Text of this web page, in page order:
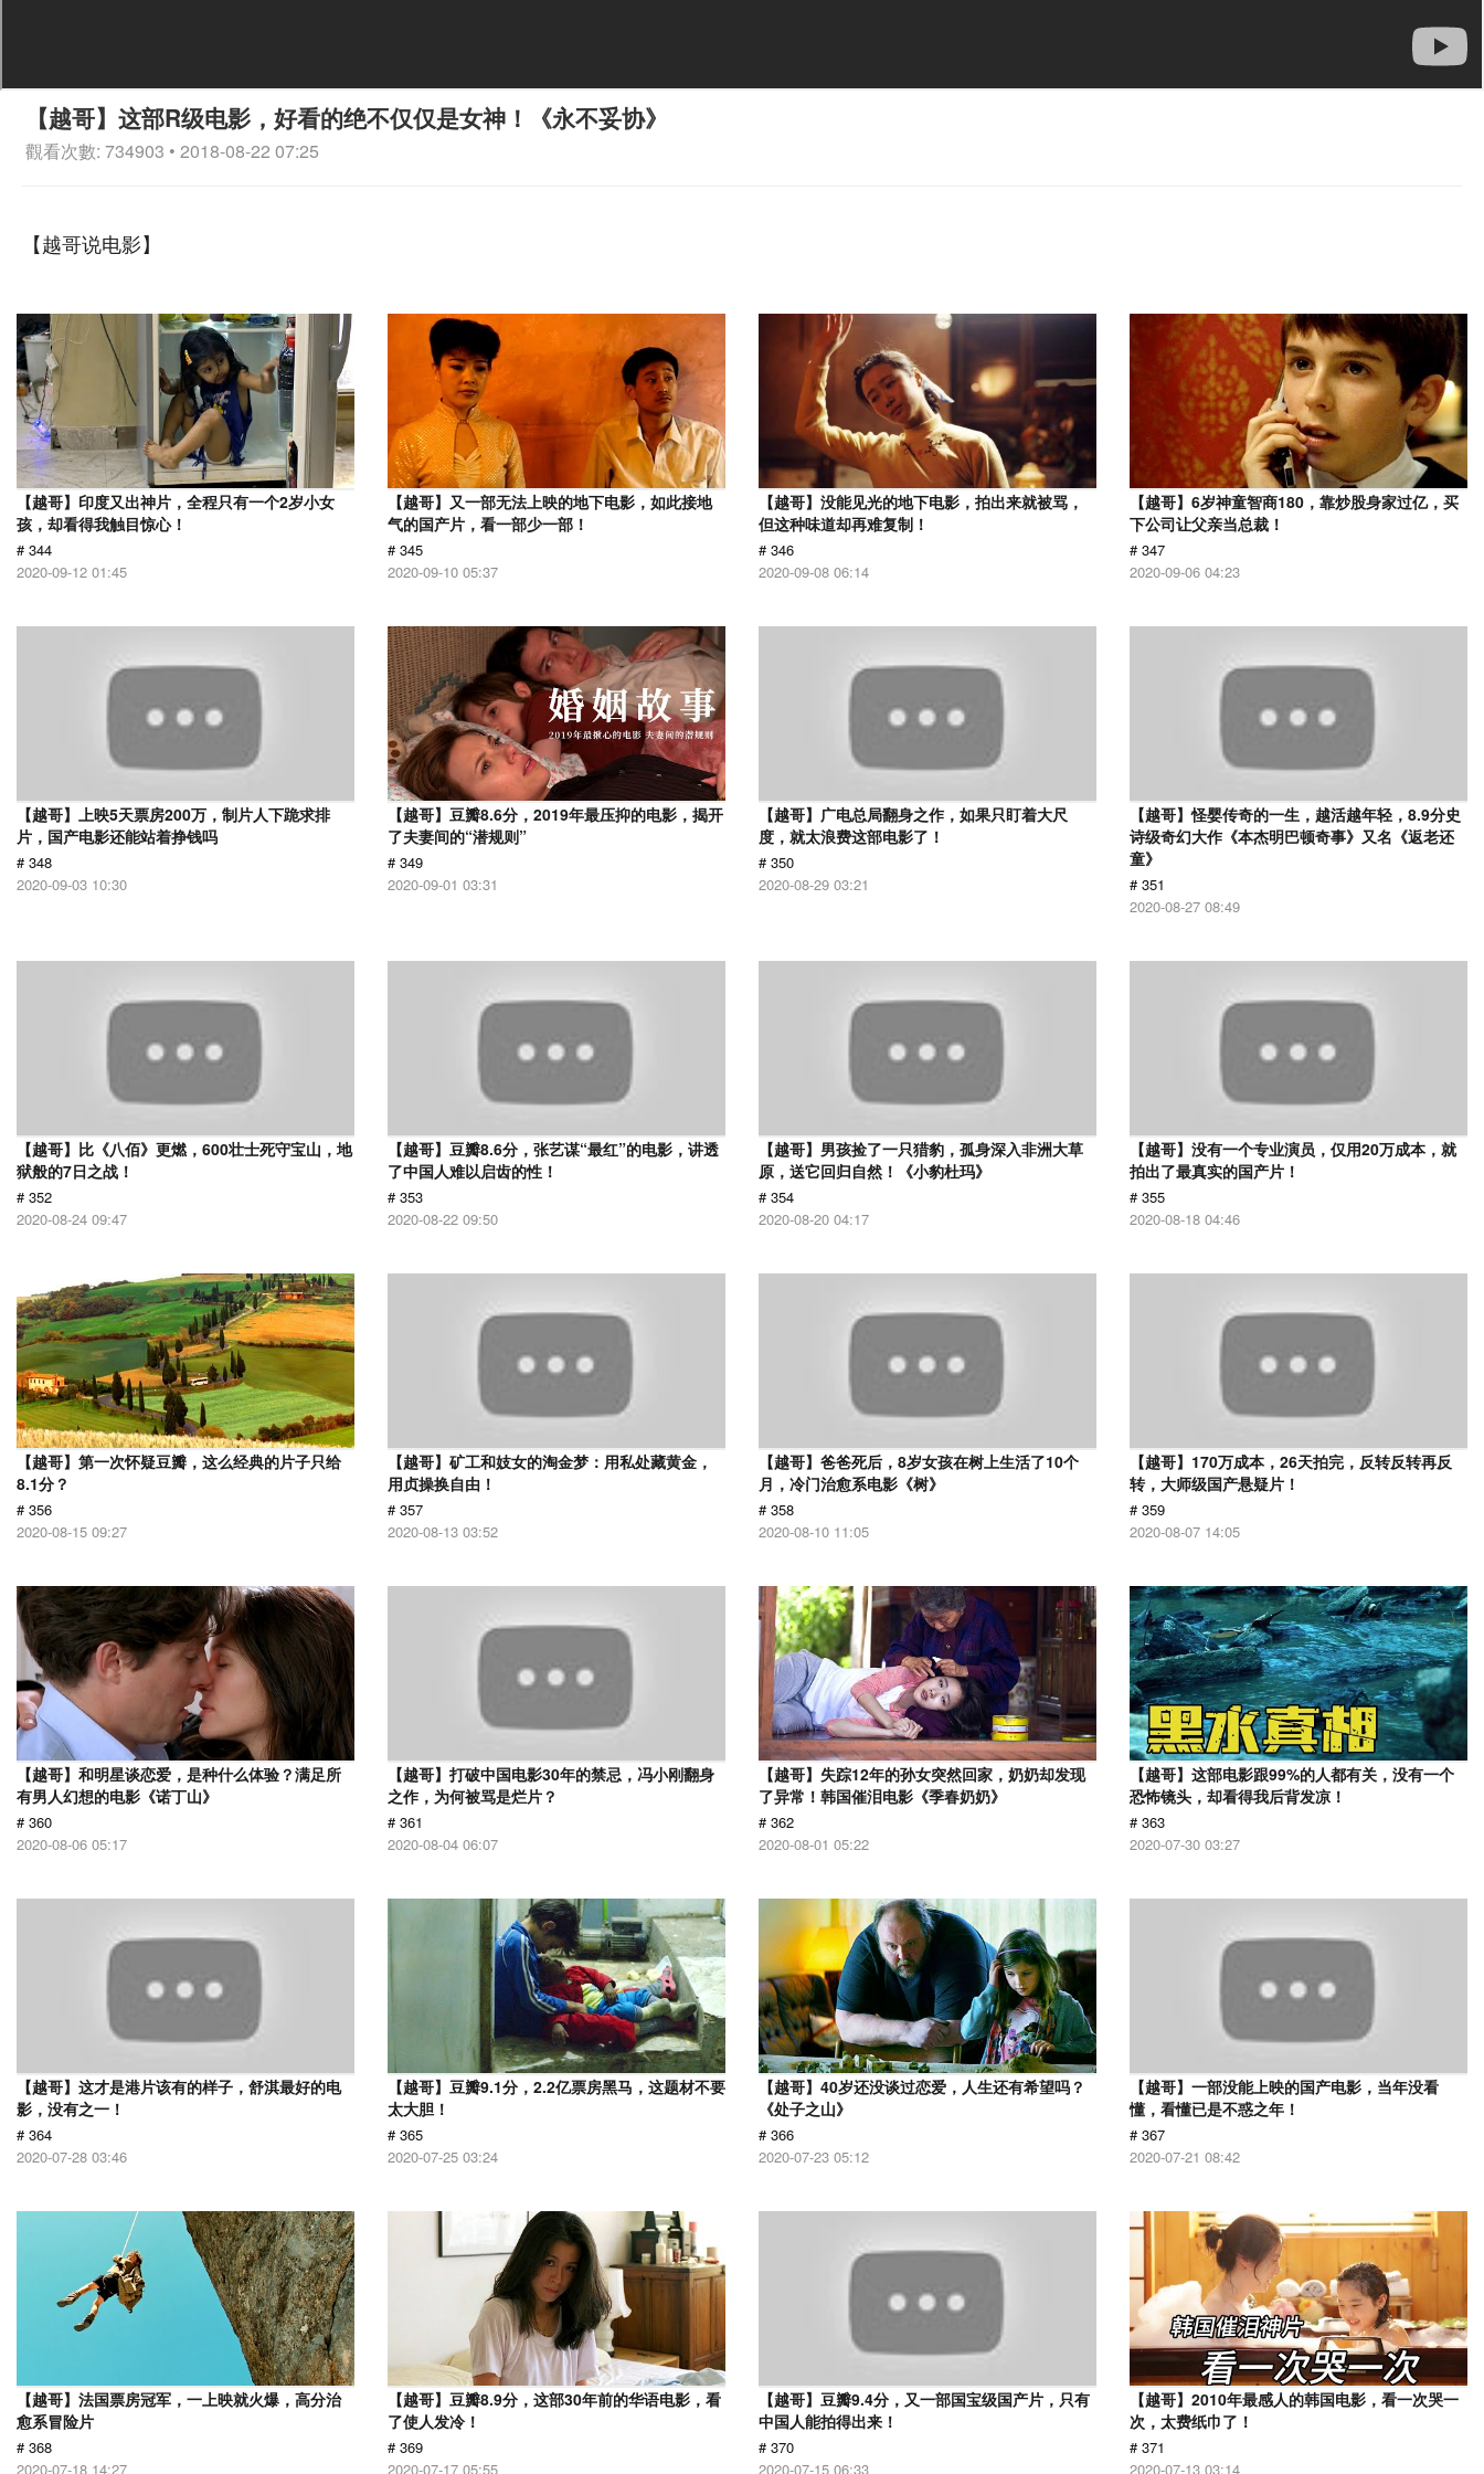
【越哥】这部R级电影，好看的绝不仅仅是女神！《永不妥协》
觀看次數: 734903 • 2018-08-22 07:25
【越哥说电影】
【越哥】印度又出神片，全程只有一个2岁小女
孩，却看得我触目惊心！
# 344
2020-09-12 01:45
【越哥】又一部无法上映的地下电影，如此接地
气的国产片，看一部少一部！
# 345
2020-09-10 05:37
【越哥】没能见光的地下电影，拍出来就被骂，
但这种味道却再难复制！
# 346
2020-09-08 06:14
【越哥】6岁神童智商180，靠炒股身家过亿，买
下公司让父亲当总裁！
# 347
2020-09-06 04:23
【越哥】上映5天票房200万，制片人下跪求排
片，国产电影还能站着挣钱吗
# 348
2020-09-03 10:30
【越哥】豆瓣8.6分，2019年最压抑的电影，揭开
了夫妻间的“潜规则”
# 349
2020-09-01 03:31
【越哥】广电总局翻身之作，如果只盯着大尺
度，就太浪费这部电影了！
# 350
2020-08-29 03:21
【越哥】怪婴传奇的一生，越活越年轻，8.9分史
诗级奇幻大作《本杰明巴顿奇事》又名《返老还
童》
# 351
2020-08-27 08:49
【越哥】比《八佰》更燃，600壮士死守宝山，地
狱般的7日之战！
# 352
2020-08-24 09:47
【越哥】豆瓣8.6分，张艺谋“最红”的电影，讲透
了中国人难以启齿的性！
# 353
2020-08-22 09:50
【越哥】男孩捡了一只猎豹，孤身深入非洲大草
原，送它回归自然！《小豹杜玛》
# 354
2020-08-20 04:17
【越哥】没有一个专业演员，仅用20万成本，就
拍出了最真实的国产片！
# 355
2020-08-18 04:46
【越哥】第一次怀疑豆瓣，这么经典的片子只给
8.1分？
# 356
2020-08-15 09:27
【越哥】矿工和妓女的淘金梦：用私处藏黄金，
用贞操换自由！
# 357
2020-08-13 03:52
【越哥】爸爸死后，8岁女孩在树上生活了10个
月，冷门治愈系电影《树》
# 358
2020-08-10 11:05
【越哥】170万成本，26天拍完，反转反转再反
转，大师级国产悬疑片！
# 359
2020-08-07 14:05
【越哥】和明星谈恋爱，是种什么体验？满足所
有男人幻想的电影《诺丁山》
# 360
2020-08-06 05:17
【越哥】打破中国电影30年的禁忌，冯小刚翻身
之作，为何被骂是烂片？
# 361
2020-08-04 06:07
【越哥】失踪12年的孙女突然回家，奶奶却发现
了异常！韩国催泪电影《季春奶奶》
# 362
2020-08-01 05:22
【越哥】这部电影跟99%的人都有关，没有一个
恐怖镜头，却看得我后背发凉！
# 363
2020-07-30 03:27
【越哥】这才是港片该有的样子，舒淇最好的电
影，没有之一！
# 364
2020-07-28 03:46
【越哥】豆瓣9.1分，2.2亿票房黑马，这题材不要
太大胆！
# 365
2020-07-25 03:24
【越哥】40岁还没谈过恋爱，人生还有希望吗？
《处子之山》
# 366
2020-07-23 05:12
【越哥】一部没能上映的国产电影，当年没看
懂，看懂已是不惑之年！
# 367
2020-07-21 08:42
【越哥】法国票房冠军，一上映就火爆，高分治
愈系冒险片
# 368
2020-07-18 14:27
【越哥】豆瓣8.9分，这部30年前的华语电影，看
了使人发冷！
# 369
2020-07-17 05:55
【越哥】豆瓣9.4分，又一部国宝级国产片，只有
中国人能拍得出来！
# 370
2020-07-15 06:33
【越哥】2010年最感人的韩国电影，看一次哭一
次，太费纸巾了！
# 371
2020-07-13 03:14